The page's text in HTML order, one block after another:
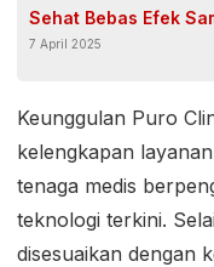
Sehat Bebas Efek
7 April 2025
Keunggulan Puro
kelengkapan
tenaga medis
teknologi terkini.
disesuaikan dengan